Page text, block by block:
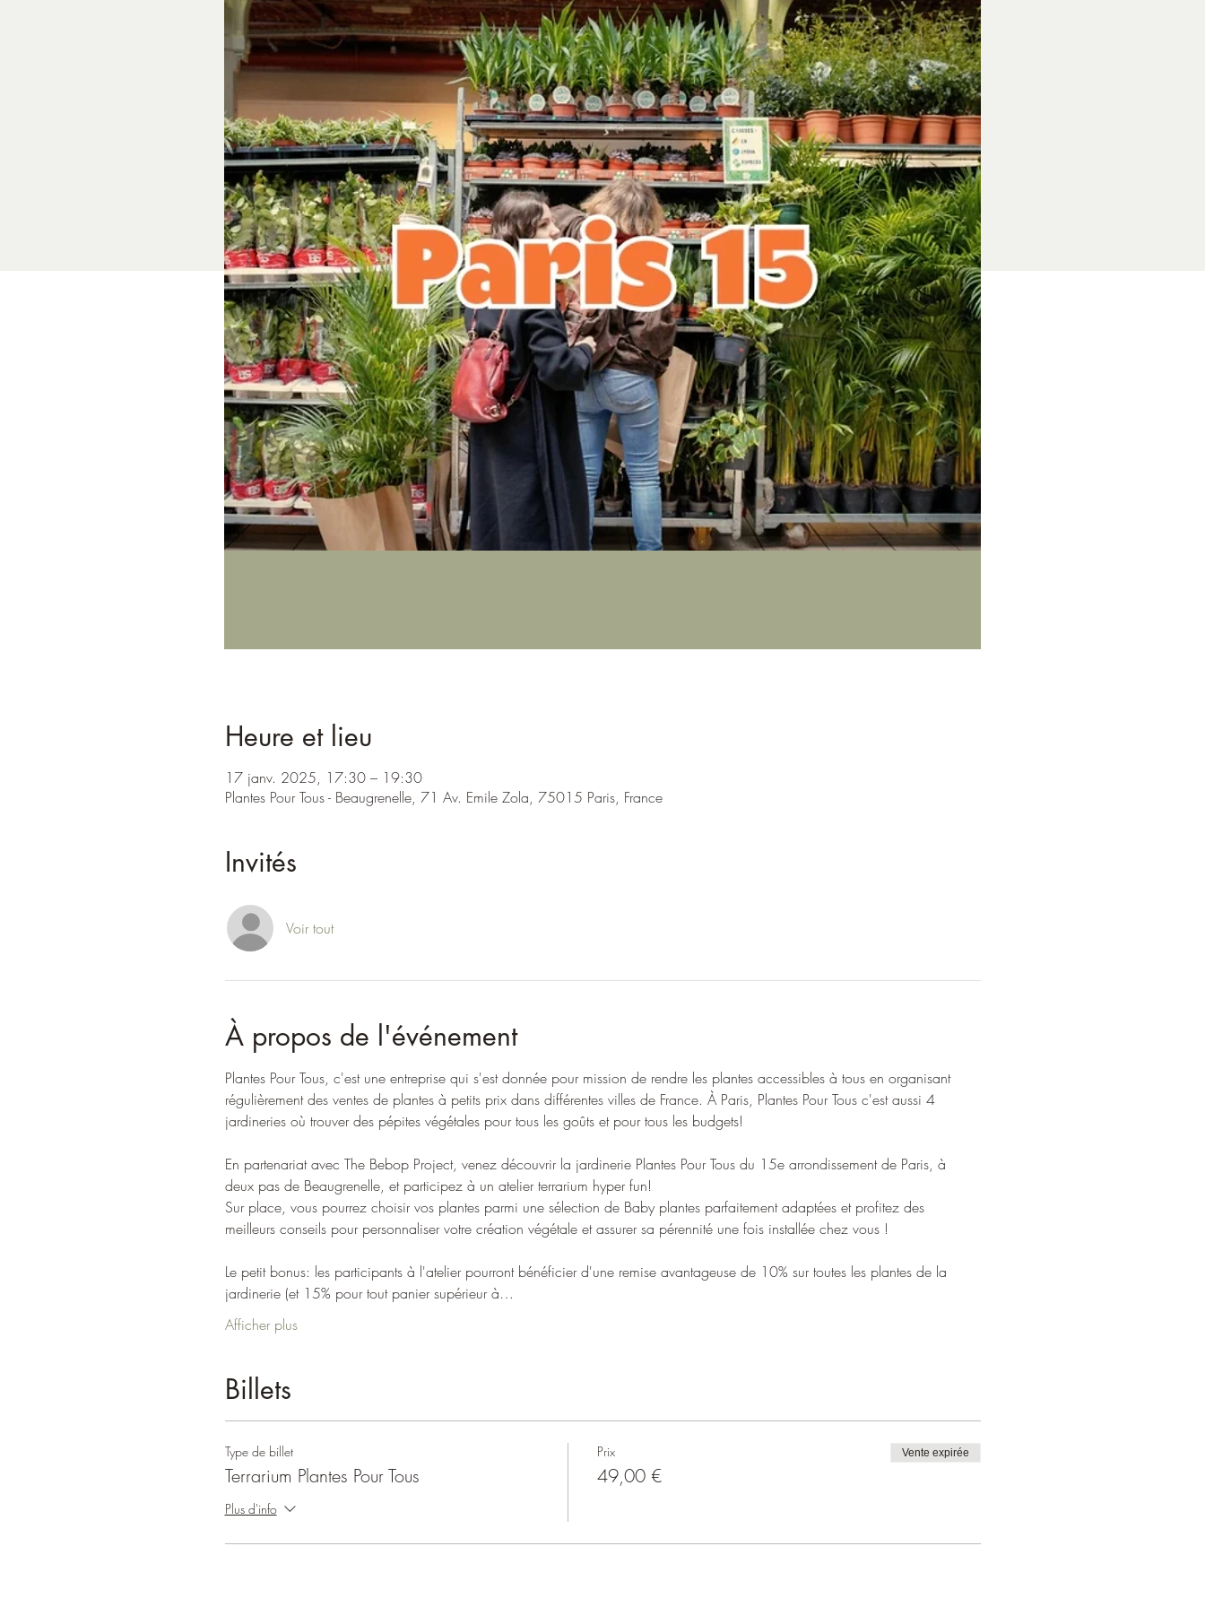
Heure et lieu
17 janv. 2025, 17:30 – 19:30
Plantes Pour Tous - Beaugrenelle, 71 Av. Emile Zola, 75015 Paris, France
Invités
Voir tout
À propos de l'événement
Plantes Pour Tous, c'est une entreprise qui s'est donnée pour mission de rendre les plantes accessibles à tous en organisant
régulièrement des ventes de plantes à petits prix dans différentes villes de France. À Paris, Plantes Pour Tous c'est aussi 4
jardineries où trouver des pépites végétales pour tous les goûts et pour tous les budgets!
En partenariat avec The Bebop Project, venez découvrir la jardinerie Plantes Pour Tous du 15e arrondissement de Paris, à
deux pas de Beaugrenelle, et participez à un atelier terrarium hyper fun!
Sur place, vous pourrez choisir vos plantes parmi une sélection de Baby plantes parfaitement adaptées et profitez des
meilleurs conseils pour personnaliser votre création végétale et assurer sa pérennité une fois installée chez vous !
Le petit bonus: les participants à l'atelier pourront bénéficier d'une remise avantageuse de 10% sur toutes les plantes de la
jardinerie (et 15% pour tout panier supérieur à…
Afficher plus
Billets
Type de billet
Terrarium Plantes Pour Tous
Plus d'info
Prix
49,00 €
Vente expirée